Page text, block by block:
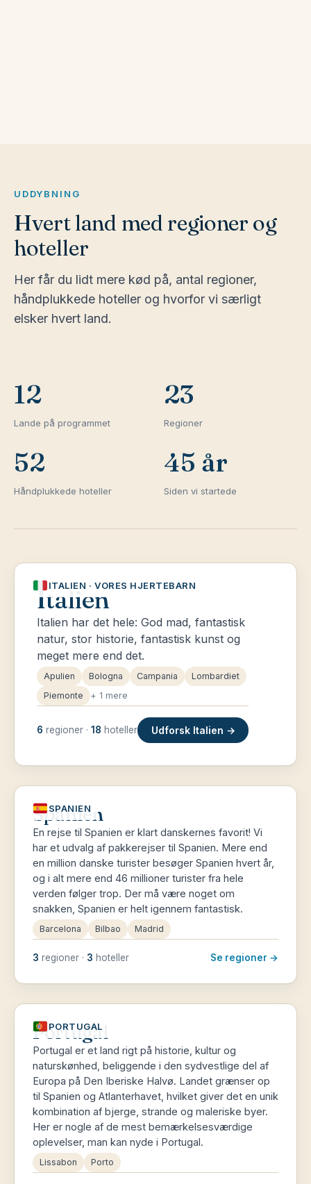
UDDYBNING
Hvert land med regioner og
hoteller
Her får du lidt mere kød på, antal regioner,
håndplukkede hoteller og hvorfor vi særligt
elsker hvert land.
12
Lande på programmet
23
Regioner
52
Håndplukkede hoteller
45 år
Siden vi startede
ITALIEN · VORES HJERTEBARN
Italien
Italien har det hele: God mad, fantastisk
natur, stor historie, fantastisk kunst og
meget mere end det.
Apulien Bologna Campania
Lombardiet
Piemonte
+ 1 mere
6 regioner · 18 hoteller Udforsk Italien →
SPANIEN
Spanien
En rejse til Spanien er klart danskernes favorit! Vi
har et udvalg af pakkerejser til Spanien. Mere end
en million danske turister besøger Spanien hvert år,
og i alt mere end 46 millioner turister fra hele
verden følger trop. Der må være noget om
snakken, Spanien er helt igennem fantastisk.
Barcelona Bilbao Madrid
3 regioner · 3 hoteller Se regioner →
PORTUGAL
Portugal
Portugal er et land rigt på historie, kultur og
naturskønhed, beliggende i den sydvestlige del af
Europa på Den Iberiske Halvø. Landet grænser op
til Spanien og Atlanterhavet, hvilket giver det en unik
kombination af bjerge, strande og maleriske byer.
Her er nogle af de mest bemærkelsesværdige
oplevelser, man kan nyde i Portugal.
Lissabon Porto